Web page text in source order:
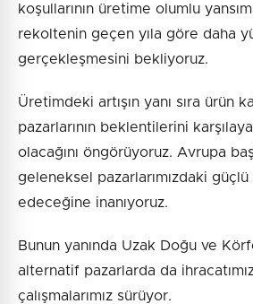
koşullarının üretime olumlu
rekoltenin geçen yıla göre daha
gerçekleşmesini bekliyoruz.
Üretimdeki artışın yanı sıra ürün
pazarlarının beklentilerini
olacağını öngörüyoruz. Avrupa
geleneksel pazarlarımızdaki
edeceğine inanıyoruz.
Bunun yanında Uzak Doğu ve
alternatif pazarlarda da
çalışmalarımız sürüyor.